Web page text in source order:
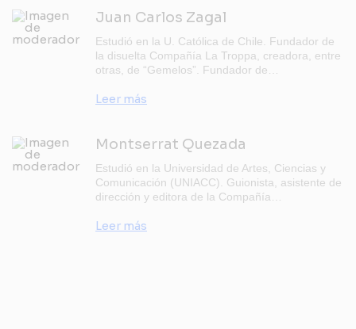
Juan Carlos Zagal
Estudió en la U. Católica de Chile. Fundador de
la disuelta Compañía La Troppa, creadora, entre
otras, de “Gemelos”. Fundador de…
Leer más
Montserrat Quezada
Estudió en la Universidad de Artes, Ciencias y
Comunicación (UNIACC). Guionista, asistente de
dirección y editora de la Compañía…
Leer más